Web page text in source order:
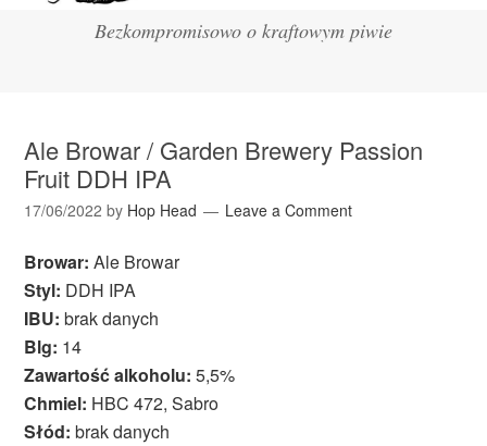
Bezkompromisowo o kraftowym piwie
Ale Browar / Garden Brewery Passion
Fruit DDH IPA
17/06/2022 by Hop Head Leave a Comment
Browar: Ale Browar
Styl: DDH IPA
IBU: brak danych
Blg: 14
Zawartość alkoholu: 5,5%
Chmiel: HBC 472, Sabro
Słód: brak danych